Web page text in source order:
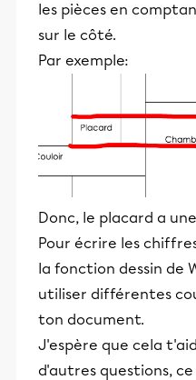
les pièces en
sur le côté.
Par exemple:
Donc, le placard a
Pour écrire les
la fonction dessin de
utiliser différentes
ton document.
J'espère que cela
d'autres questions,